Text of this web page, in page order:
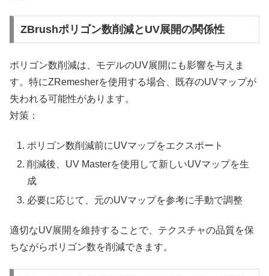
ZBrushポリゴン数削減とUV展開の関係性
ポリゴン数削減は、モデルのUV展開にも影響を与えま
す。特にZRemesherを使用する場合、既存のUVマップが
失われる可能性があります。
対策：
ポリゴン数削減前にUVマップをエクスポート
削減後、UV Masterを使用して新しいUVマップを生
成
必要に応じて、元のUVマップを参考に手動で調整
適切なUV展開を維持することで、テクスチャの品質を保
ちながらポリゴン数を削減できます。